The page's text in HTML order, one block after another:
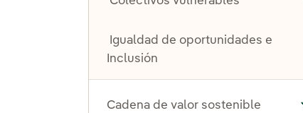
Igualdad de oportunidades e
Inclusión
Cadena de valor sostenible